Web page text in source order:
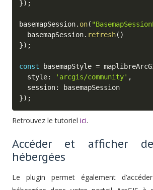
}) ;
basemapSession. on(
  basemapSession
. refresh( )
}) ;
const basemapStyle =
  style
: 'arcgis/community' ,
  session
:
basemapSession
}) ;
Retrouvez le tutoriel ici.
Accéder et afficher
hébergées
Le plugin permet également